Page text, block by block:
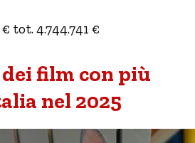
tot. 4.744.741 €
film con più
nel 2025